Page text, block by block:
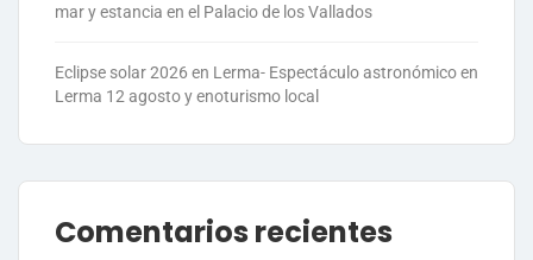
mar y estancia en el Palacio de los Vallados
Eclipse solar 2026 en Lerma- Espectáculo astronómico en
Lerma 12 agosto y enoturismo local
Comentarios recientes